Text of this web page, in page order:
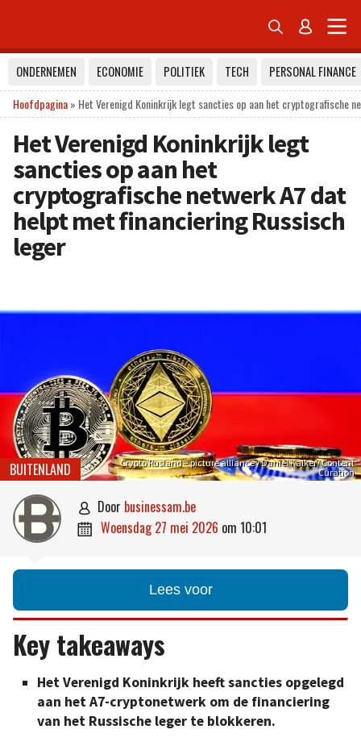
 
ONDERNEMEN ECONOMIE POLITIEK TECH
PERSONAL FINANCE
Hoofdpagina» Het Verenigd Koninkrijk legt sancties op aan het cryptografische
Het Verenigd Koninkrijk legt
sancties op aan het
cryptografische netwerk A7 dat
helpt met financiering Russisch
leger
Crypto Rusland – picture alliance / Daniel Kalker/ Content
Curation
BUITENLAND
 door businessam.be
 woensdag 27 mei 2026 om 10:01
Lees voor
Key takeaways
Het Verenigd Koninkrijk heeft sancties opgelegd
aan het A7-cryptonetwerk om de financiering
van het Russische leger te blokkeren.